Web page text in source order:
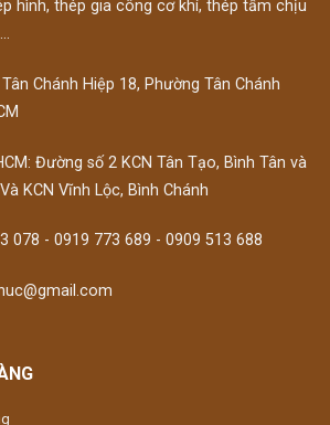
hình, thép gia công cơ khí, thép tấm chịu
Chánh Hiệp 18, Phường Tân Chánh
Đường số 2 KCN Tân Tạo, Bình Tân và
KCN Vĩnh Lộc, Bình Chánh
078 - 0919 773 689 - 0909 513 688